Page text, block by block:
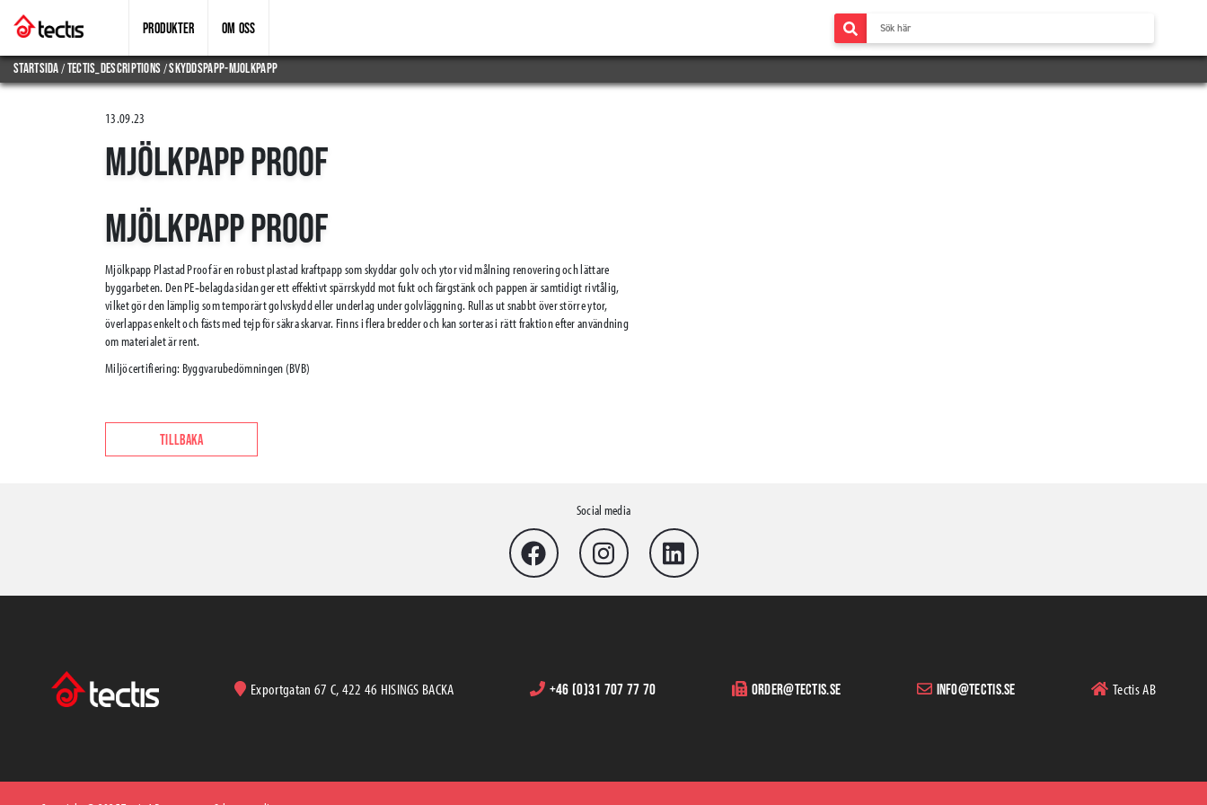
PRODUKTER OM OSS
Startsida/tectis_descriptions/skyddspapp-mjolkpapp
13.09.23
MJÖLKPAPP PROOF
MJÖLKPAPP PROOF
Mjölkpapp Plastad Proof är en robust plastad kraftpapp som skyddar golv och ytor vid målning renovering och lättare
byggarbeten. Den PE‑belagda sidan ger ett effektivt spärrskydd mot fukt och färgstänk och pappen är samtidigt rivtålig,
vilket gör den lämplig som temporärt golvskydd eller underlag under golvläggning. Rullas ut snabbt över större ytor,
överlappas enkelt och fästs med tejp för säkra skarvar. Finns i flera bredder och kan sorteras i rätt fraktion efter användning
om materialet är rent.
Miljöcertifiering: Byggvarubedömningen (BVB)
TILLBAKA
Social media
Exportgatan 67 C, 422 46 HISINGS BACKA +46 (0)31 707 77 70 order@tectis.se info@tectis.se Tectis AB